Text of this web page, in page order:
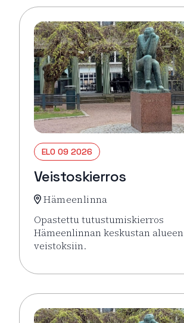
ELO 09 2026
Veistoskierros
Hämeenlinna
Opastettu tutustumiskierros
Hämeenlinnan keskustan alueen
veistoksiin.